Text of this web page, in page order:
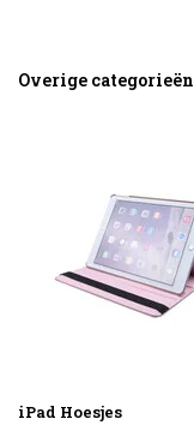
Overige
iPad Hoesjes